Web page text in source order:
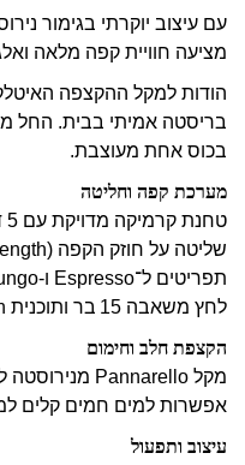
עם עיצוב יוקרתי בגימור
מציעה חוויית קפה מלאה
בכוס אחת מעוצבת.
מערכת קפה וחליטה
טחנת קרמיקה מדויקת עם 5 דרגות טחינה
שליטה על חוזק הקפה (Aroma Strength) והכמות
תפריטים ל־Espresso ו‑Lungo בלחיצה אחת
לחץ משאבה 15 בר ותוכנית Pre‑Infusion למיצוי מיטבי
הקצפת חלב וחימום
מקל Pannarello מנירוסטה להפעלת אוטומטית של קצף
אפשרות למים חמים קלים
עיצוב ותפעול